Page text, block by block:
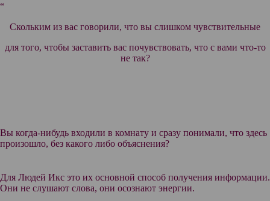
“
Скольким из вас говорили, что вы слишком чувствительные
для того, чтобы заставить вас почувствовать, что с вами что-то
не так?
Вы когда-нибудь входили в комнату и сразу понимали, что здесь
произошло, без какого либо объяснения?
Для Людей Икс это их основной способ получения информации.
Они не слушают слова, они осознают энергии.